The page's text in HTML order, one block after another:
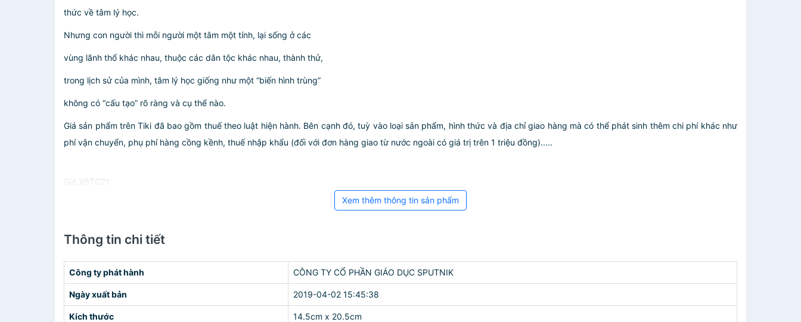
thức về tâm lý học.
Nhưng con người thì mỗi người một tâm một tính, lại sống ở các
vùng lãnh thổ khác nhau, thuộc các dân tộc khác nhau, thành thử,
trong lịch sử của mình, tâm lý học giống như một “biến hình trùng”
không có “cấu tạo” rõ ràng và cụ thể nào.
Giá sản phẩm trên Tiki đã bao gồm thuế theo luật hiện hành. Bên cạnh đó, tuỳ vào loại sản phẩm, hình thức và địa chỉ giao hàng mà có thể phát sinh thêm chi phí khác như
phí vận chuyển, phụ phí hàng cồng kềnh, thuế nhập khẩu (đối với đơn hàng giao từ nước ngoài có giá trị trên 1 triệu đồng).....
Giá XBTC21
Xem thêm thông tin sản phẩm
Thông tin chi tiết
Công ty phát hành CÔNG TY CỔ PHẦN GIÁO DỤC SPUTNIK
Ngày xuất bản 2019-04-02 15:45:38
Kích thước 14.5cm x 20.5cm